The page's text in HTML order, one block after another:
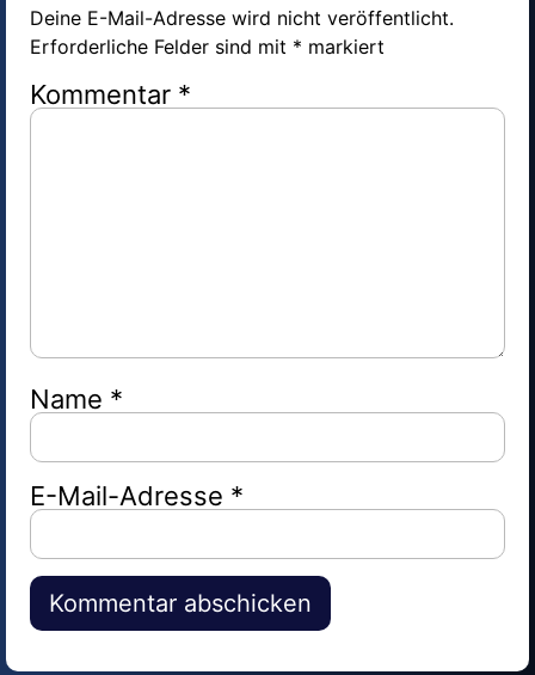
Deine E-Mail-Adresse wird nicht veröffentlicht.
Erforderliche Felder sind mit * markiert
Kommentar *
Name *
E-Mail-Adresse *
Alternative: